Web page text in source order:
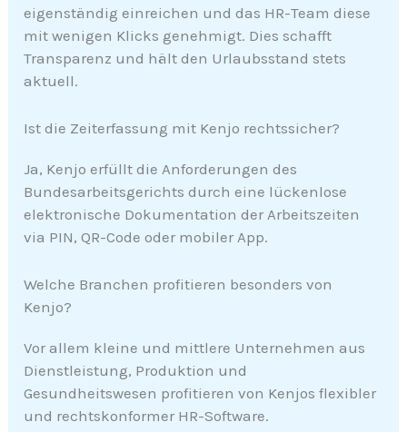
eigenständig einreichen und das HR-Team diese
mit wenigen Klicks genehmigt. Dies schafft
Transparenz und hält den Urlaubsstand stets
aktuell.
Ist die Zeiterfassung mit Kenjo rechtssicher?
Ja, Kenjo erfüllt die Anforderungen des
Bundesarbeitsgerichts durch eine lückenlose
elektronische Dokumentation der Arbeitszeiten
via PIN, QR-Code oder mobiler App.
Welche Branchen profitieren besonders von
Kenjo?
Vor allem kleine und mittlere Unternehmen aus
Dienstleistung, Produktion und
Gesundheitswesen profitieren von Kenjos flexibler
und rechtskonformer HR-Software.